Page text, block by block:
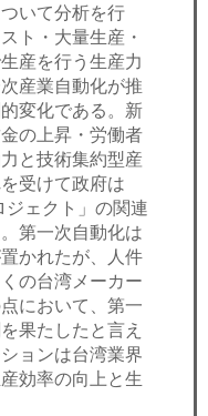
いて分析を行
ト・大量生産・
産を行う生産力
産業自動化が推
変化である。新
の上昇・労働者
と技術集約型産
受けて政府は
ェクト」の関連
第一次自動化は
かれたが、人件
の台湾メーカー
において、第一
果たしたと言え
ョンは台湾業界
効率の向上と生